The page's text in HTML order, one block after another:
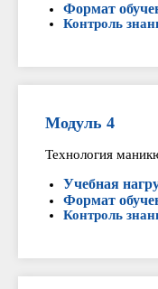
Формат
Контроль
Модуль 4
Технология
Учебная
Формат
Контроль